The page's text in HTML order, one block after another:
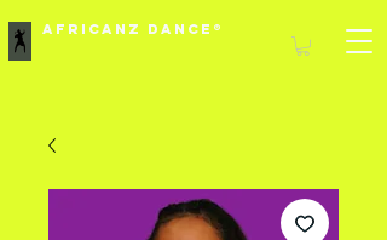
Africanz Dance®